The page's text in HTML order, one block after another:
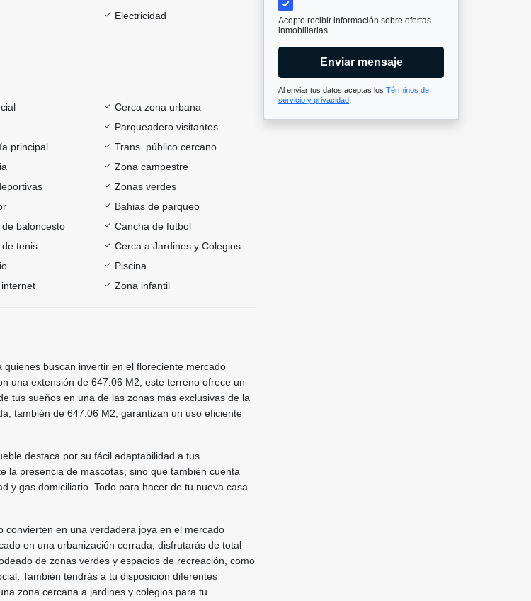
Electricidad
Cerca zona urbana
Parqueadero visitantes
principal
Trans. público cercano
Zona campestre
Zonas verdes
Bahias de parqueo
baloncesto
Cancha de futbol
tenis
Cerca a Jardines y Colegios
Piscina
Zona infantil
buscan invertir en el floreciente mercado
una extensión de 647.06 M2, este terreno ofrece un
tus sueños en una de las zonas más exclusivas de la
también de 647.06 M2, garantizan un uso eficiente
destaca por su fácil adaptabilidad a tus
la presencia de mascotas, sino que también cuenta
y gas domiciliario. Todo para hacer de tu nueva casa
convierten en una verdadera joya en el mercado
en una urbanización cerrada, disfrutarás de total
de zonas verdes y espacios de recreación, como
También tendrás a tu disposición diferentes
zona cercana a jardines y colegios para tu
Acepto recibir información sobre ofertas
inmobiliarias
Enviar mensaje
Al enviar tus datos aceptas los Términos de
servicio y privacidad